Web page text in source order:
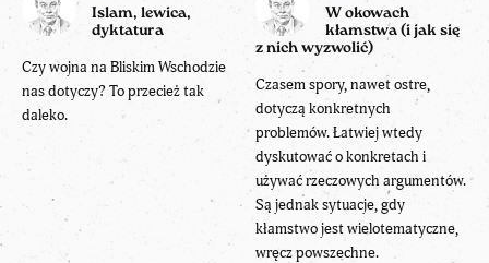
Islam, lewica,
dyktatura
Czy wojna na Bliskim Wschodzie
nas dotyczy? To przecież tak
daleko.
W okowach
kłamstwa (i jak się
z nich wyzwolić)
Czasem spory, nawet ostre,
dotyczą konkretnych
problemów. Łatwiej wtedy
dyskutować o konkretach i
używać rzeczowych argumentów.
Są jednak sytuacje, gdy
kłamstwo jest wielotematyczne,
wręcz powszechne.